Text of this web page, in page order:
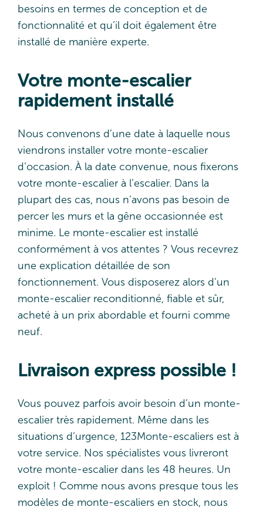
besoins en termes de conception et de
fonctionnalité et qu’il doit également être
installé de manière experte.
Votre monte-escalier
rapidement installé
Nous convenons d’une date à laquelle nous
viendrons installer votre monte-escalier
d’occasion. À la date convenue, nous fixerons
votre monte-escalier à l’escalier. Dans la
plupart des cas, nous n’avons pas besoin de
percer les murs et la gêne occasionnée est
minime. Le monte-escalier est installé
conformément à vos attentes ? Vous recevrez
une explication détaillée de son
fonctionnement. Vous disposerez alors d’un
monte-escalier reconditionné, fiable et sûr,
acheté à un prix abordable et fourni comme
neuf.
Livraison express possible !
Vous pouvez parfois avoir besoin d’un monte-
escalier très rapidement. Même dans les
situations d’urgence, 123Monte-escaliers est à
votre service. Nos spécialistes vous livreront
votre monte-escalier dans les 48 heures. Un
exploit ! Comme nous avons presque tous les
modèles de monte-escaliers en stock, nous